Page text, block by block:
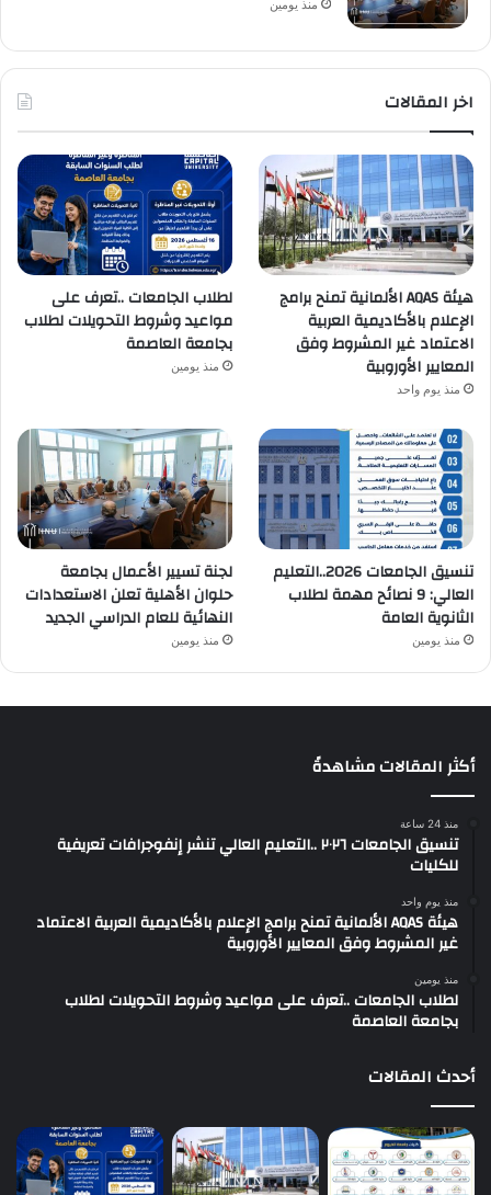
منذ يومين
اخر المقالات
هيئة AQAS الألمانية تمنح برامج
الإعلام بالأكاديمية العربية
الاعتماد غير المشروط وفق
المعايير الأوروبية
منذ يوم واحد
لطلاب الجامعات ..تعرف على
مواعيد وشروط التحويلات لطلاب
بجامعة العاصمة
منذ يومين
تنسيق الجامعات 2026..التعليم
العالي: 9 نصائح مهمة لطلاب
الثانوية العامة
منذ يومين
لجنة تسيير الأعمال بجامعة
حلوان الأهلية تعلن الاستعدادات
النهائية للعام الدراسي الجديد
منذ يومين
أكثر المقالات مشاهدةً
منذ 24 ساعة
تنسيق الجامعات ٢٠٢٦ ..التعليم العالي تنشر إنفوجرافات تعريفية
للكليات
منذ يوم واحد
هيئة AQAS الألمانية تمنح برامج الإعلام بالأكاديمية العربية الاعتماد
غير المشروط وفق المعايير الأوروبية
منذ يومين
لطلاب الجامعات ..تعرف على مواعيد وشروط التحويلات لطلاب
بجامعة العاصمة
أحدث المقالات